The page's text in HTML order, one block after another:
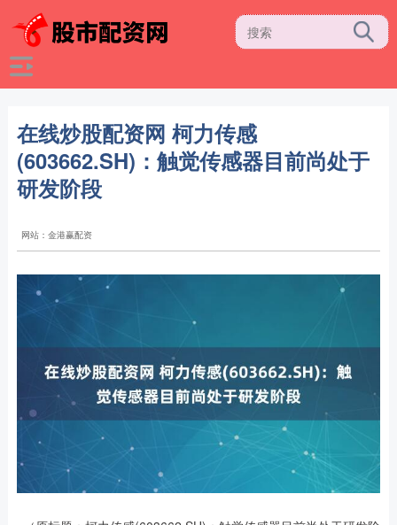
在线炒股配资网 柯力传感
(603662.SH)：触觉传感器目前尚处于
研发阶段
网站：金港赢配资